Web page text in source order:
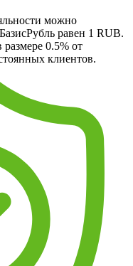
можно
равен 1 RUB.
размере 0.5% от
клиентов.